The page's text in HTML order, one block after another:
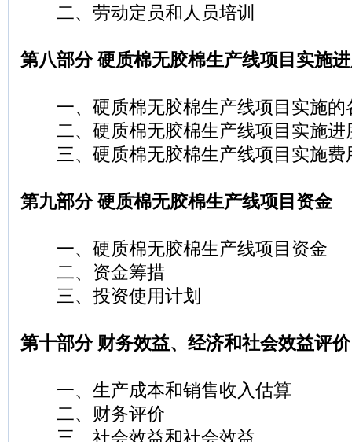
二、劳动定员和人员培训
第八部分 硬质棉无胶棉生产线项目实施
一、硬质棉无胶棉生产线项目实施的
二、硬质棉无胶棉生产线项目实施进
三、硬质棉无胶棉生产线项目实施费
第九部分 硬质棉无胶棉生产线项目资金
一、硬质棉无胶棉生产线项目资金
二、资金筹措
三、投资使用计划
第十部分 财务效益、经济和社会效益评价
一、生产成本和销售收入估算
二、财务评价
三、社会效益和社会效益